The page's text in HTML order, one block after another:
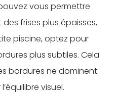
vous permettre
frises plus épaisses,
piscine, optez pour
plus subtiles. Cela
bordures ne dominent
visuel.